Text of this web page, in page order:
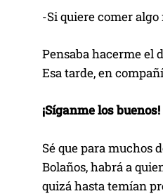
-Si quiere comer
Pensaba hacerme el
Esa tarde, en
¡Síganme los buenos!
Sé que para muchos
Bolaños, habrá a
quizá hasta temían